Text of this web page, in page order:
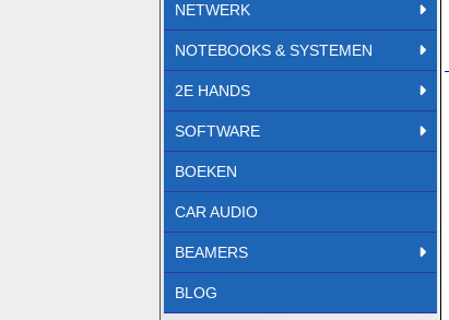
NETWERK
NOTEBOOKS & SYSTEMEN
2E HANDS
SOFTWARE
BOEKEN
CAR AUDIO
BEAMERS
BLOG